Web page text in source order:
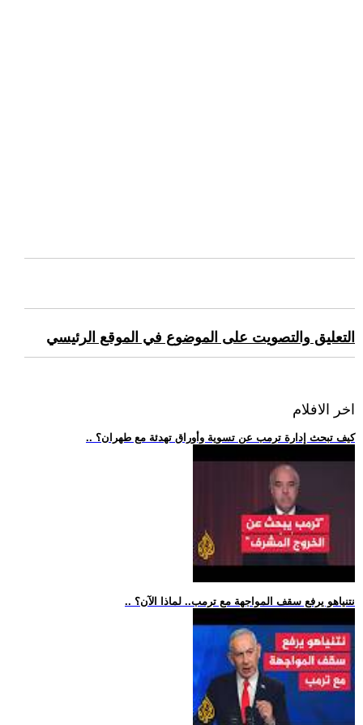
التعليق والتصويت على الموضوع في الموقع الرئيسي
اخر الافلام
.. كيف تبحث إدارة ترمب عن تسوية وأوراق تهدئة مع طهران؟
.. نتنياهو يرفع سقف المواجهة مع ترمب.. لماذا الآن؟